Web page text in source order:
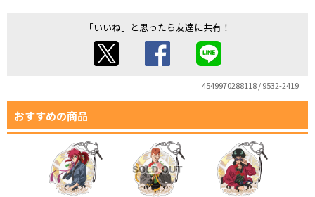
「いいね」と思ったら友達に共有！
4549970288118 / 9532-2419
おすすめの商品